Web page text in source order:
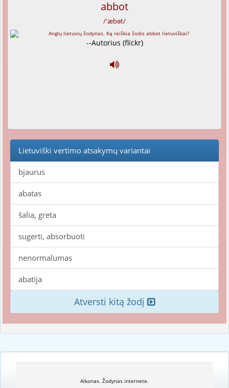
abbot
/'æbət/
--Autorius (flickr)
Lietuviški vertimo atsakymų variantai
bjaurus
abatas
šalia, greta
sugerti, absorbuoti
nenormalumas
abatija
Atversti kitą žodį
Alkonas. Žodynas internete.